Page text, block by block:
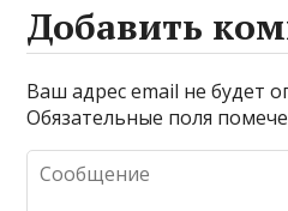
Добавить
Ваш адрес email не будет
Обязательные поля